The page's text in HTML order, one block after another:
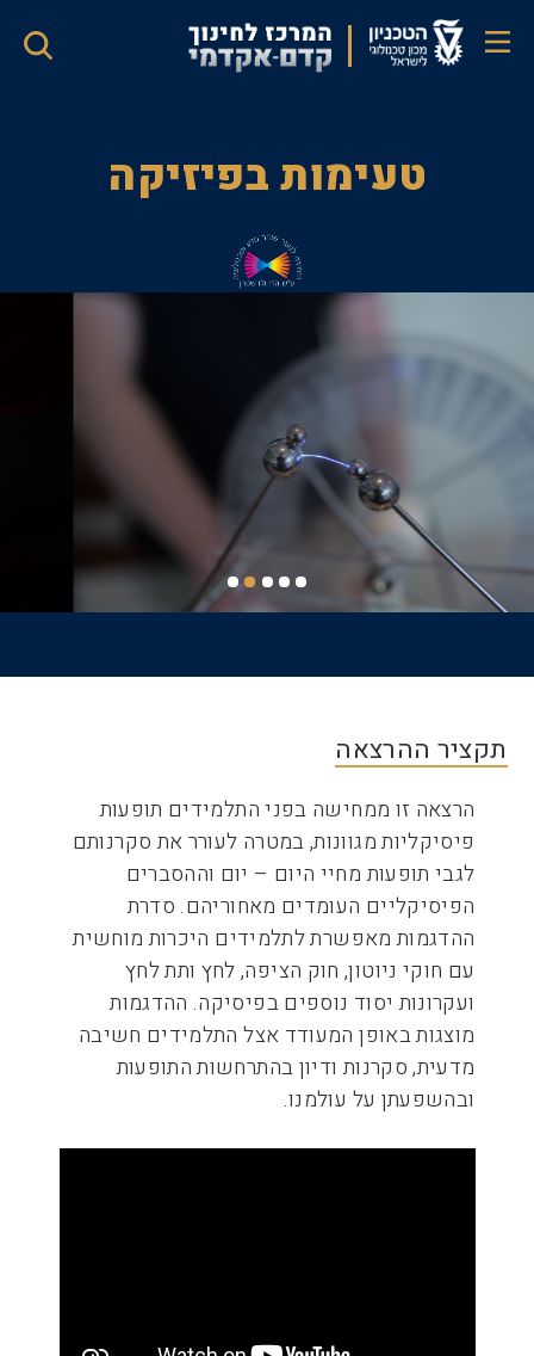
לתוכן
העיקרי
טעימות בפיזיקה
תקציר ההרצאה
הרצאה זו ממחישה בפני התלמידים תופעות
פיסיקליות מגוונות, במטרה לעורר את סקרנותם
לגבי תופעות מחיי היום – יום וההסברים
הפיסיקליים העומדים מאחוריהם. סדרת
ההדגמות מאפשרת לתלמידים היכרות מוחשית
עם חוקי ניוטון, חוק הציפה, לחץ ותת לחץ
ועקרונות יסוד נוספים בפיסיקה. ההדגמות
מוצגות באופן המעודד אצל התלמידים חשיבה
מדעית, סקרנות ודיון בהתרחשות התופעות
ובהשפעתן על עולמנו.